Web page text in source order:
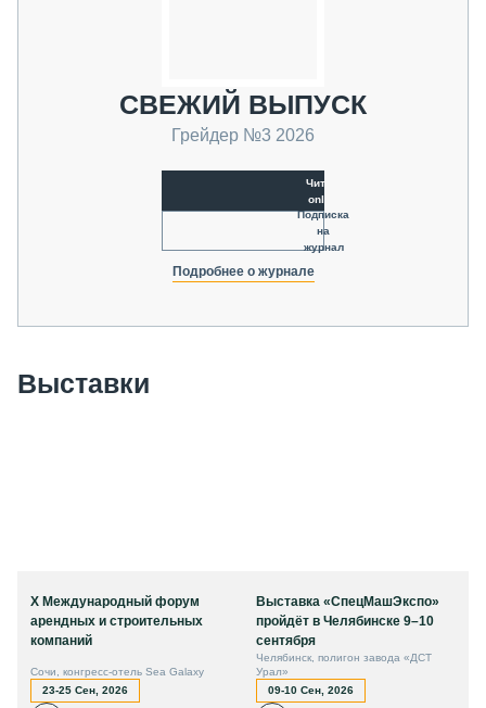
СВЕЖИЙ ВЫПУСК
Грейдер №3 2026
Читать
online
Подписка
на
журнал
Подробнее о журнале
Выставки
X Международный форум
арендных и строительных
компаний
Сочи, конгресс-отель Sea Galaxy
23-25 Сен, 2026
Выставка «СпецМашЭкспо»
пройдёт в Челябинске 9–10
сентября
Челябинск, полигон завода «ДСТ
Урал»
09-10 Сен, 2026